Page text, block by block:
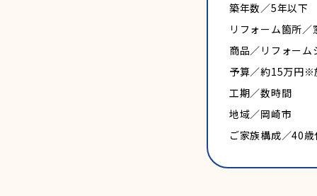
築年数／5年以下
リフォーム箇所／
商品／リフォー
予算／約15万円※
工期／数時間
地域／岡崎市
ご家族構成／40